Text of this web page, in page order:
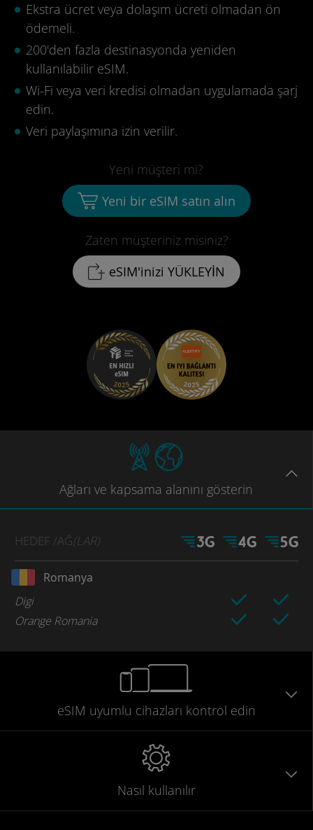
Ekstra ücret veya dolaşım ücreti olmadan ön
ödemeli.
200'den fazla destinasyonda yeniden
kullanılabilir eSIM.
Wi-Fi veya veri kredisi olmadan uygulamada şarj
edin.
Veri paylaşımına izin verilir.
Zaten müşteriniz misiniz?
eSIM'inizi YÜKLEYİN
Yeni müşteri mi?
Yeni bir eSIM satın alın
Ağları ve kapsama alanını gösterin
HEDEF /AĞ(LAR)
Romanya
Digi
Orange Romania
eSIM uyumlu cihazları kontrol edin
Nasıl kullanılır